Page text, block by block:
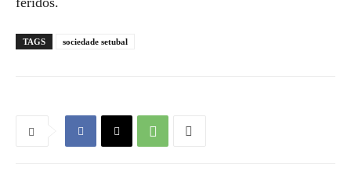
TAGS sociedade setubal